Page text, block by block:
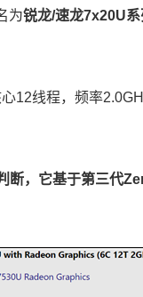
为锐龙/速龙7x20U系
心12线程，频率
断，它基于第三代